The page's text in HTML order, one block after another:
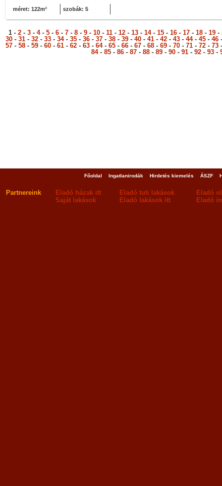
méret: 122m² szobák: 5
1 - 2 - 3 - 4- 5 - 6 - 7 - 8 - 9 - 10 - 11 - 12 - 13 - 14- 15 - 16 - 17 - 18 - 19 -
30 - 31 - 32 - 33 - 34- 35 - 36 - 37 - 38 - 39 - 40 - 41 - 42 - 43 - 44- 45 - 46
57 - 58 - 59 - 60 - 61 - 62 - 63 - 64- 65 - 66 - 67 - 68 - 69 - 70 - 71 - 72 - 73
84- 85 - 86 - 87 - 88 - 89 - 90 - 91 - 92 - 93 -
Főoldal Ingatlanirodák Hirdetés kiemelés ÁSZF
Partnereink Eladó házak itt Eladó tuti lakások
Eladó
Saját lakások
Eladó lakások itt Eladó